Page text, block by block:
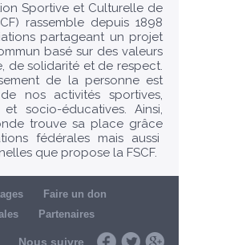
Sportive et Culturelle de
rassemble depuis 1898
partageant un projet
basé sur des valeurs
de solidarité et de respect.
de la personne est
nos activités sportives,
et socio-éducatives. Ainsi,
trouve sa place grâce
fédérales mais aussi
que propose la FSCF.
Faire un don
Partenaires
Nous suivre